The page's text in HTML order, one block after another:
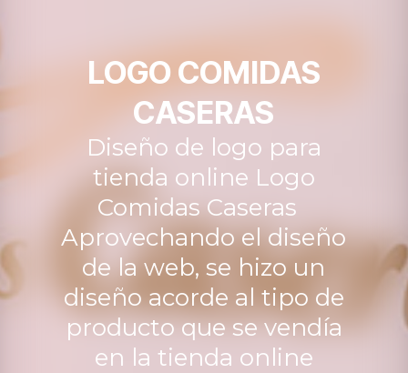
LOGO COMIDAS
CASERAS
Diseño de logo para
tienda online Logo
Comidas Caseras
Aprovechando el diseño
de la web, se hizo un
diseño acorde al tipo de
producto que se vendía
en la tienda online